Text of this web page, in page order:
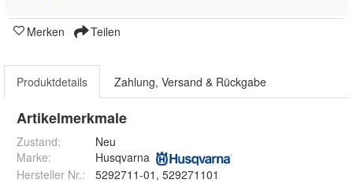
Merken Teilen
Produktdetails Zahlung, Versand & Rückgabe
Artikelmerkmale
Zustand:
Neu
Marke:
Husqvarna
Hersteller Nr.:
5292711-01, 529271101